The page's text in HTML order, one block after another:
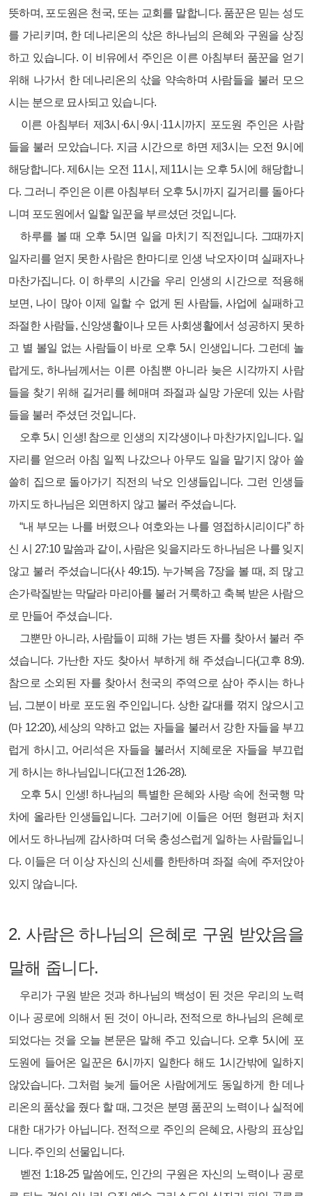
뜻하며, 포도원은 천국, 또는 교회를 말합니다. 품꾼은 믿는 성도
를 가리키며, 한 데나리온의 삯은 하나님의 은혜와 구원을 상징
하고 있습니다. 이 비유에서 주인은 이른 아침부터 품꾼을 얻기
위해 나가서 한 데나리온의 삯을 약속하며 사람들을 불러 모으
시는 분으로 묘사되고 있습니다.
이른 아침부터 제3시·6시·9시·11시까지 포도원 주인은 사람
들을 불러 모았습니다. 지금 시간으로 하면 제3시는 오전 9시에
해당합니다. 제6시는 오전 11시, 제11시는 오후 5시에 해당합니
다. 그러니 주인은 이른 아침부터 오후 5시까지 길거리를 돌아다
니며 포도원에서 일할 일꾼을 부르셨던 것입니다.
하루를 볼 때 오후 5시면 일을 마치기 직전입니다. 그때까지
일자리를 얻지 못한 사람은 한마디로 인생 낙오자이며 실패자나
마찬가집니다. 이 하루의 시간을 우리 인생의 시간으로 적용해
보면, 나이 많아 이제 일할 수 없게 된 사람들, 사업에 실패하고
좌절한 사람들, 신앙생활이나 모든 사회생활에서 성공하지 못하
고 별 볼일 없는 사람들이 바로 오후 5시 인생입니다. 그런데 놀
랍게도, 하나님께서는 이른 아침뿐 아니라 늦은 시각까지 사람
들을 찾기 위해 길거리를 헤매며 좌절과 실망 가운데 있는 사람
들을 불러 주셨던 것입니다.
오후 5시 인생! 참으로 인생의 지각생이나 마찬가지입니다. 일
자리를 얻으러 아침 일찍 나갔으나 아무도 일을 맡기지 않아 쓸
쓸히 집으로 돌아가기 직전의 낙오 인생들입니다. 그런 인생들
까지도 하나님은 외면하지 않고 불러 주셨습니다.
“내 부모는 나를 버렸으나 여호와는 나를 영접하시리이다” 하
신 시 27:10 말씀과 같이, 사람은 잊을지라도 하나님은 나를 잊지
않고 불러 주셨습니다(사 49:15). 누가복음 7장을 볼 때, 죄 많고
손가락질받는 막달라 마리아를 불러 거룩하고 축복 받은 사람으
로 만들어 주셨습니다.
그뿐만 아니라, 사람들이 피해 가는 병든 자를 찾아서 불러 주
셨습니다. 가난한 자도 찾아서 부하게 해 주셨습니다(고후 8:9).
참으로 소외된 자를 찾아서 천국의 주역으로 삼아 주시는 하나
님, 그분이 바로 포도원 주인입니다. 상한 갈대를 꺾지 않으시고
(마 12:20), 세상의 약하고 없는 자들을 불러서 강한 자들을 부끄
럽게 하시고, 어리석은 자들을 불러서 지혜로운 자들을 부끄럽
게 하시는 하나님입니다(고전 1:26-28).
오후 5시 인생! 하나님의 특별한 은혜와 사랑 속에 천국행 막
차에 올라탄 인생들입니다. 그러기에 이들은 어떤 형편과 처지
에서도 하나님께 감사하며 더욱 충성스럽게 일하는 사람들입니
다. 이들은 더 이상 자신의 신세를 한탄하며 좌절 속에 주저앉아
있지 않습니다.
2. 사람은 하나님의 은혜로 구원 받았음을
말해 줍니다.
우리가 구원 받은 것과 하나님의 백성이 된 것은 우리의 노력
이나 공로에 의해서 된 것이 아니라, 전적으로 하나님의 은혜로
되었다는 것을 오늘 본문은 말해 주고 있습니다. 오후 5시에 포
도원에 들어온 일꾼은 6시까지 일한다 해도 1시간밖에 일하지
않았습니다. 그처럼 늦게 들어온 사람에게도 동일하게 한 데나
리온의 품삯을 줬다 할 때, 그것은 분명 품꾼의 노력이나 실적에
대한 대가가 아닙니다. 전적으로 주인의 은혜요, 사랑의 표상입
니다. 주인의 선물입니다.
벧전 1:18-25 말씀에도, 인간의 구원은 자신의 노력이나 공로